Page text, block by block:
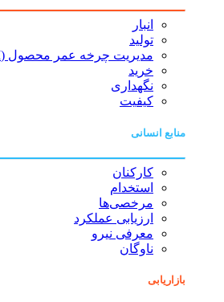
انبار
تولید
مدیریت چرخه عمر محصول (PLM)
خرید
نگهداری
کیفیت
منابع انسانی
کارکنان
استخدام
مرخصی‌ها
ارزیابی عملکرد
معرفی نیرو
ناوگان
بازاریابی